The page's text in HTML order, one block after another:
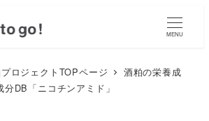
MENU
ロジェクトTOPページ
酒粕の栄養成
DB「ニコチンアミド」